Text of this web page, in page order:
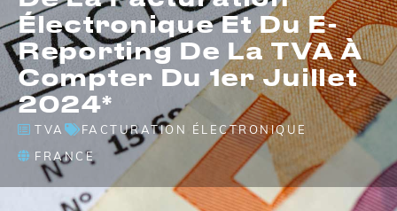
Électronique Et Du E-
Reporting De La TVA À
Compter Du 1er Juillet
2024*
TVA
FACTURATION ÉLECTRONIQUE
FRANCE